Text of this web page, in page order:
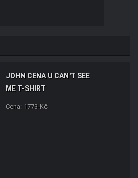
JOHN CENA U CAN'T SEE
ME T-SHIRT
Cena: 1773-Kč